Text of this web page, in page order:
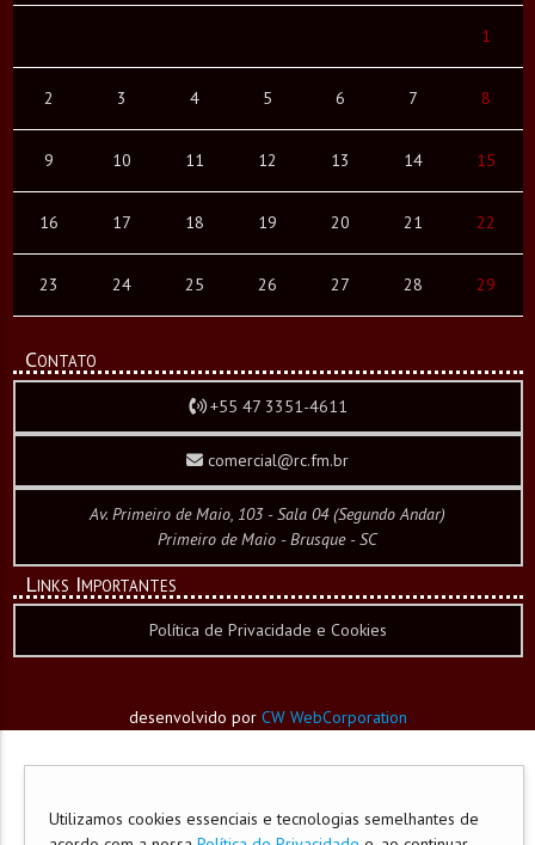
1
2 3 4 5 6 7 8
9 10 11 12 13 14 15
16 17 18 19 20 21 22
23 24 25 26 27 28 29
Contato
+55 47 3351-4611
comercial@rc.fm.br
Av. Primeiro de Maio, 103 - Sala 04 (Segundo Andar)
Primeiro de Maio - Brusque - SC
Links Importantes
Política de Privacidade e Cookies
desenvolvido por CW WebCorporation
Utilizamos cookies essenciais e tecnologias semelhantes de